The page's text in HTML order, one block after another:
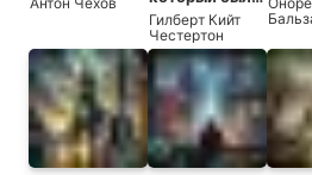
Четвергом
Гилберт Кийт
Честертон